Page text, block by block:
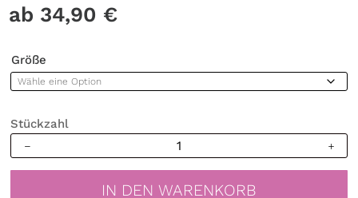
34,90 €
Größe
Stückzahl
Kinderzimmer
IN DEN WARENKORB